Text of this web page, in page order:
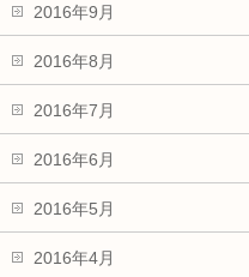
2016年9月
2016年8月
2016年7月
2016年6月
2016年5月
2016年4月